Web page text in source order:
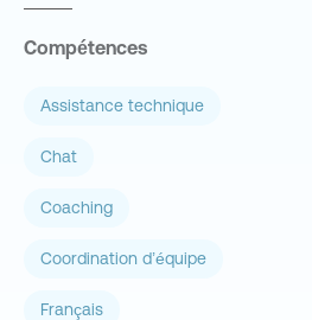
Compétences
Assistance technique
Chat
Coaching
Coordination d’équipe
Français